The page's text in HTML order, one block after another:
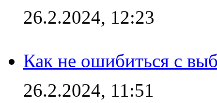
26.2.2024, 12:23
Как не ошибиться с
26.2.2024, 11:51